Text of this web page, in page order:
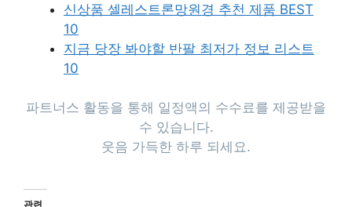
신상품 셀레스트론망원경 추천 제품 BEST
10
지금 당장 봐야할 반팔 최저가 정보 리스트
10
파트너스 활동을 통해 일정액의 수수료를 제공받을
수 있습니다.
웃음 가득한 하루 되세요.
관련